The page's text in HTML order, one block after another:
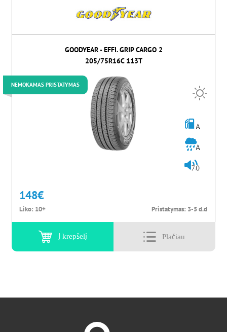
GOODYEAR - EFFI. GRIP CARGO 2
205/75R16C 113T
NEMOKAMAS PRISTATYMAS
A
A
70
148€
Liko: 10+ Pristatymas: 3-5 d.d
Į krepšelį